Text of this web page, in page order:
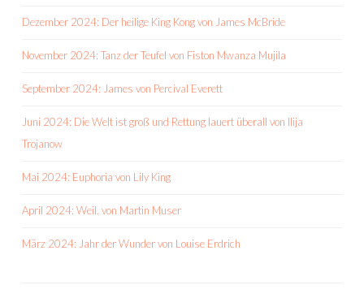
Dezember 2024: Der heilige King Kong von James McBride
November 2024: Tanz der Teufel von Fiston Mwanza Mujila
September 2024: James von Percival Everett
Juni 2024: Die Welt ist groß und Rettung lauert überall von Ilija
Trojanow
Mai 2024: Euphoria von Lily King
April 2024: Weil. von Martin Muser
März 2024: Jahr der Wunder von Louise Erdrich